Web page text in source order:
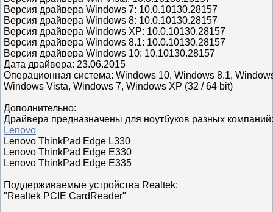
Версия драйвера Windows 7: 10.0.10130.28157
Версия драйвера Windows 8: 10.0.10130.28157
Версия драйвера Windows XP: 10.0.10130.28157
Версия драйвера Windows 8.1: 10.0.10130.28157
Версия драйвера Windows 10: 10.10130.28157
Дата драйвера: 23.06.2015
Операционная система: Windows 10, Windows 8.1,
Windows Vista, Windows 7, Windows XP (32 / 64 bit)
Дополнительно:
Драйвера предназначены для ноутбуков разных компаний:
Lenovo
Lenovo ThinkPad Edge L330
Lenovo ThinkPad Edge E330
Lenovo ThinkPad Edge E335
Поддерживаемые устройства Realtek:
"Realtek PCIE CardReader"